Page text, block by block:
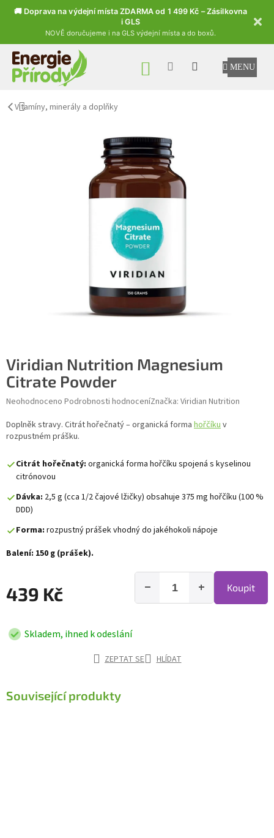
🚚 Doprava na výdejní místa ZDARMA od 1 499 Kč – Zásilkovna
i GLS
NOVĚ doručujeme i na GLS výdejní místa a do boxů.
Přejít na obsah
NÁKUPNÍ KOŠÍK
Vitamíny, minerály a doplňky
Viridian Nutrition Magnesium
Citrate Powder
Průměrné hodnocení produktu je 0,0 z 5 hvězdiček.
Neohodnoceno Podrobnosti hodnoceníZnačka: Viridian Nutrition
Doplněk stravy. Citrát hořečnatý – organická forma hořčíkuv
rozpustném prášku.
Citrát hořečnatý: organická forma hořčíku spojená s kyselinou
citrónovou
Dávka: 2,5 g (cca 1/2 čajové lžičky) obsahuje 375 mg hořčíku (100 %
DDD)
Forma: rozpustný prášek vhodný do jakéhokoli nápoje
Balení: 150 g (prášek).
439 Kč +
− Koupit
Skladem, ihned k odeslání
ZEPTAT SE HLÍDAT
Související produkty